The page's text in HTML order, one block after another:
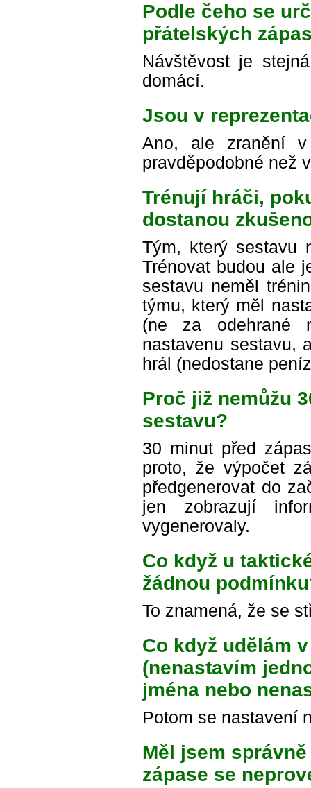
Podle čeho se
přátelských
Návštěvost je
domácí.
Jsou v
Ano, ale zranění v
pravděpodobné než
Trénují hráči,
dostanou
Tým, který sestavu
Trénovat budou ale
sestavu neměl
týmu, který měl
(ne za odehrané
nastavenu sestavu,
hrál (nedostane
Proč již nemůžu
sestavu?
30 minut před
proto, že výpočet
předgenerovat do
jen zobrazují
vygenerovaly.
Co když u
žádnou
To znamená, že se
Co když udělám
(nenastavím
jména nebo
Potom se nastavení
Měl jsem
zápase se